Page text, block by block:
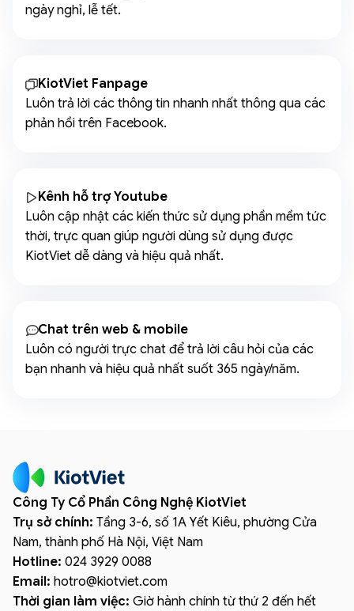
ngày nghỉ, lễ tết.
KiotViet Fanpage
Luôn trả lời các thông tin nhanh nhất thông qua các
phản hồi trên Facebook.
Kênh hỗ trợ Youtube
Luôn cập nhật các kiến thức sử dụng phần mềm tức
thời, trực quan giúp người dùng sử dụng được
KiotViet dễ dàng và hiệu quả nhất.
Chat trên web & mobile
Luôn có người trực chat để trả lời câu hỏi của các
bạn nhanh và hiệu quả nhất suốt 365 ngày/năm.
Công Ty Cổ Phần Công Nghệ KiotViet
Trụ sở chính: Tầng 3-6, số 1A Yết Kiêu, phường Cửa
Nam, thành phố Hà Nội, Việt Nam
Hotline: 024 3929 0088
Email: hotro@kiotviet.com
Thời gian làm việc: Giờ hành chính từ thứ 2 đến hết